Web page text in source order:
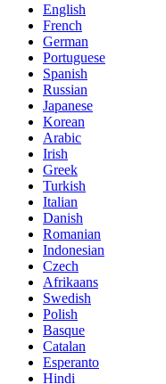
English
French
German
Portuguese
Spanish
Russian
Japanese
Korean
Arabic
Irish
Greek
Turkish
Italian
Danish
Romanian
Indonesian
Czech
Afrikaans
Swedish
Polish
Basque
Catalan
Esperanto
Hindi